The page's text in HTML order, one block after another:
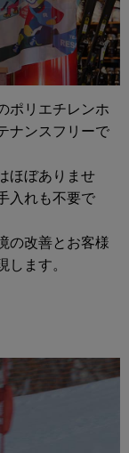
ポリエチレンホ
ナンスフリーで
ほぼありませ
入れも不要で
の改善とお客様
します。